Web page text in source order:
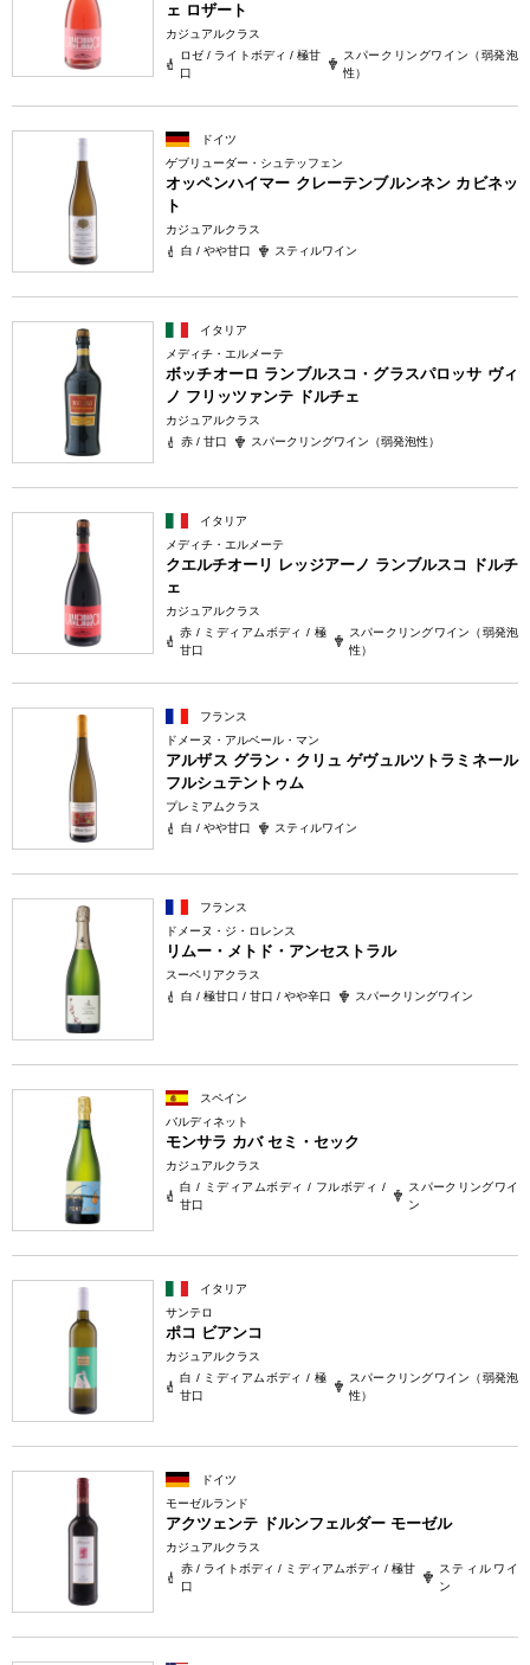
ェ ロザート
カジュアルクラス
ロゼ / ライトボディ / 極甘
口
スパークリングワイン（弱発泡
性）
ドイツ
ゲブリューダー・シュテッフェン
オッペンハイマー クレーテンブルンネン カビネッ
ト
カジュアルクラス
白 / やや甘口
スティルワイン
イタリア
メディチ・エルメーテ
ボッチオーロ ランブルスコ・グラスパロッサ ヴィ
ノ フリッツァンテ ドルチェ
カジュアルクラス
赤 / 甘口
スパークリングワイン（弱発泡性）
イタリア
メディチ・エルメーテ
クエルチオーリ レッジアーノ ランブルスコ ドルチ
ェ
カジュアルクラス
赤 / ミディアムボディ / 極
甘口
スパークリングワイン（弱発泡
性）
フランス
ドメーヌ・アルベール・マン
アルザス グラン・クリュ ゲヴュルツトラミネール
フルシュテントゥム
プレミアムクラス
白 / やや甘口
スティルワイン
フランス
ドメーヌ・ジ・ロレンス
リムー・メトド・アンセストラル
スーペリアクラス
白 / 極甘口 / 甘口 / やや辛口
スパークリングワイン
スペイン
バルディネット
モンサラ カバ セミ・セック
カジュアルクラス
白 / ミディアムボディ / フルボディ /
甘口
スパークリングワイ
ン
イタリア
サンテロ
ポコ ビアンコ
カジュアルクラス
白 / ミディアムボディ / 極
甘口
スパークリングワイン（弱発泡
性）
ドイツ
モーゼルランド
アクツェンテ ドルンフェルダー モーゼル
カジュアルクラス
赤 / ライトボディ / ミディアムボディ / 極甘
口
スティルワイ
ン